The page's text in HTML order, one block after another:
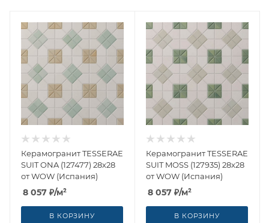
Керамогранит TESSERAE
SUIT ONA (127477) 28x28
от WOW (Испания)
8 057 ₽/м²
В КОРЗИНУ
Керамогранит TESSERAE
SUIT MOSS (127935) 28x28
от WOW (Испания)
8 057 ₽/м²
В КОРЗИНУ